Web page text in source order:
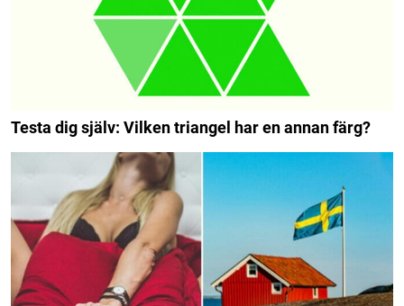
Testa dig själv: Vilken triangel har en annan färg?